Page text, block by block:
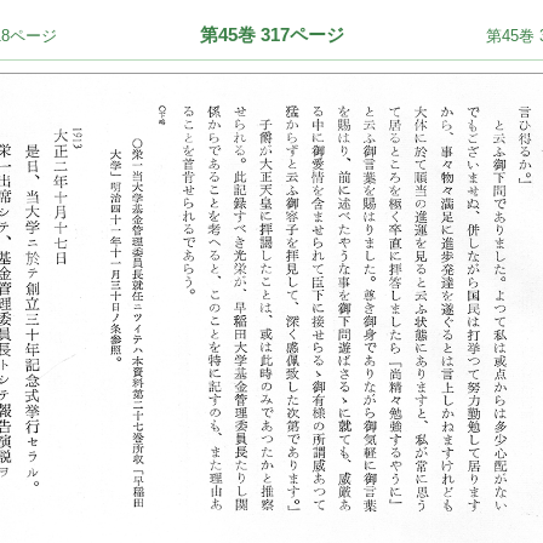
第45巻 317ページ